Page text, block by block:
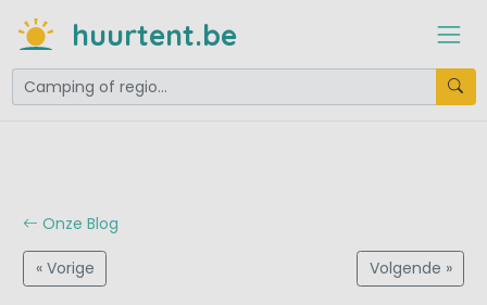
huurtent.be
Onze Blog
« Vorige Volgende »